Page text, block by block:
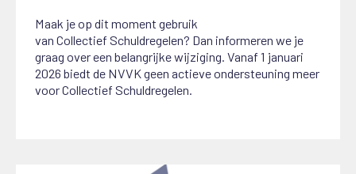
Maak je op dit moment gebruik
vanCollectiefSchuldregelen? Dan informeren we je
graag over een belangrijke wijziging. Vanaf 1 januari
2026 biedt de NVVK geen actieve ondersteuning meer
voor Collectief Schuldregelen.